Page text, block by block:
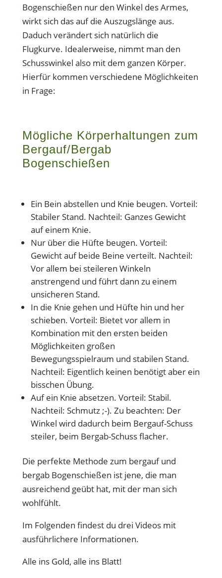
Bogenschießen nur den Winkel des Armes,
wirkt sich das auf die Auszugslänge aus.
Daduch verändert sich natürlich die
Flugkurve. Idealerweise, nimmt man den
Schusswinkel also mit dem ganzen Körper.
Hierfür kommen verschiedene Möglichkeiten
in Frage:
Mögliche Körperhaltungen zum
Bergauf/Bergab
Bogenschießen
Ein Bein abstellen und Knie beugen. Vorteil:
Stabiler Stand. Nachteil: Ganzes Gewicht
auf einem Knie.
Nur über die Hüfte beugen. Vorteil:
Gewicht auf beide Beine verteilt. Nachteil:
Vor allem bei steileren Winkeln
anstrengend und führt dann zu einem
unsicheren Stand.
In die Knie gehen und Hüfte hin und her
schieben. Vorteil: Bietet vor allem in
Kombination mit den ersten beiden
Möglichkeiten großen
Bewegungsspielraum und stabilen Stand.
Nachteil: Eigentlich keinen benötigt aber ein
bisschen Übung.
Auf ein Knie absetzen. Vorteil: Stabil.
Nachteil: Schmutz ;-). Zu beachten: Der
Winkel wird dadurch beim Bergauf-Schuss
steiler, beim Bergab-Schuss flacher.
Die perfekte Methode zum bergauf und
bergab Bogenschießen ist jene, die man
ausreichend geübt hat, mit der man sich
wohlfühlt.
Im Folgenden findest du drei Videos mit
ausführlichere Informationen.
Alle ins Gold, alle ins Blatt!